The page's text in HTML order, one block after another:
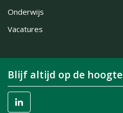
Onderwijs
Vacatures
Blijf altijd op de hoogte